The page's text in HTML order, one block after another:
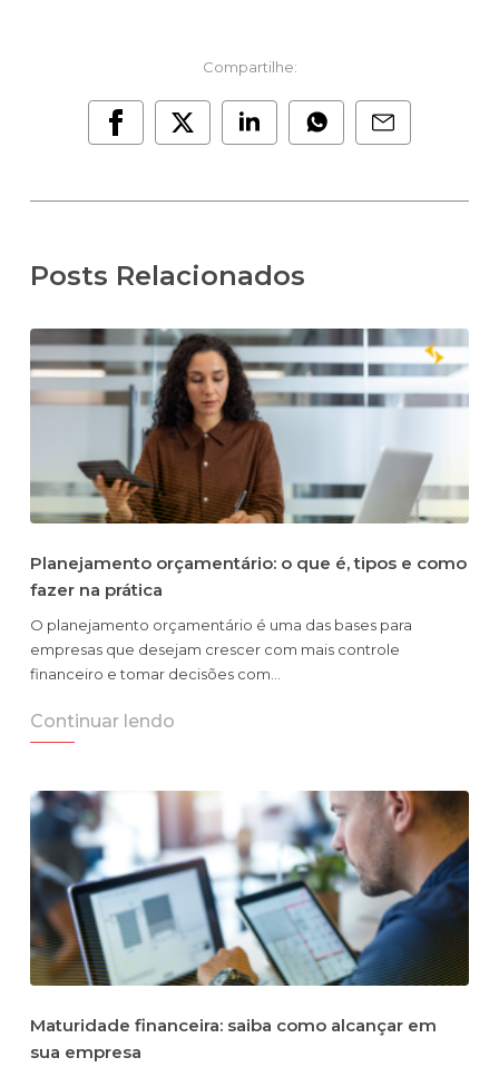
Compartilhe:
Posts Relacionados
Planejamento orçamentário: o que é, tipos e como
fazer na prática
O planejamento orçamentário é uma das bases para
empresas que desejam crescer com mais controle
financeiro e tomar decisões com…
Continuar lendo
Maturidade financeira: saiba como alcançar em
sua empresa